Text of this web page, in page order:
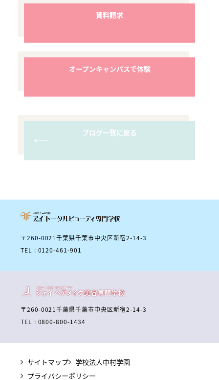
資料請求
オープンキャンパスで体験
ブログ一覧に戻る
〒260-0021千葉県千葉市中央区新宿2-14-3
TEL : 0120-461-901
〒260-0021千葉県千葉市中央区新宿2-14-3
TEL : 0800-800-1434
サイトマップ
学校法人中村学園
プライバシーポリシー